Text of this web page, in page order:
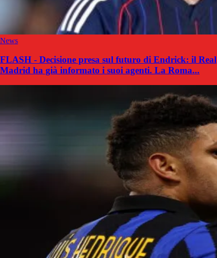
News
FLASH - Decisione presa sul futuro di Endrick: il Real
Madrid ha già informato i suoi agenti. La Roma...